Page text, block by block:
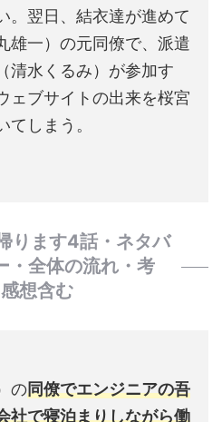
。翌日、結衣達が進めて
雄一）の元同僚で、派遣
清水くるみ）が参加す
ェブサイトの出来を桜宮
しまう。
ります4話・ネタバ
・全体の流れ・考
想含む
の同僚でエンジニアの吾
社で寝泊まりしながら働